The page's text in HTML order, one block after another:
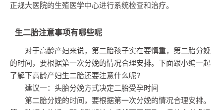
正规大医院的生殖医学中心进行系统检查和治疗。
生二胎注意事项有哪些呢
对于高龄产妇来说，第二胎孩子实在要慎重，第二胎分娩
的时间，要根据第一次分娩的情况合理安排。下面跟小编一起
了解下高龄产妇生二胎还要注意什么呢?
建议一：头胎分娩方式决定二胎受孕时间
第二胎分娩的时间，要根据第一次分娩的情况合理安排。